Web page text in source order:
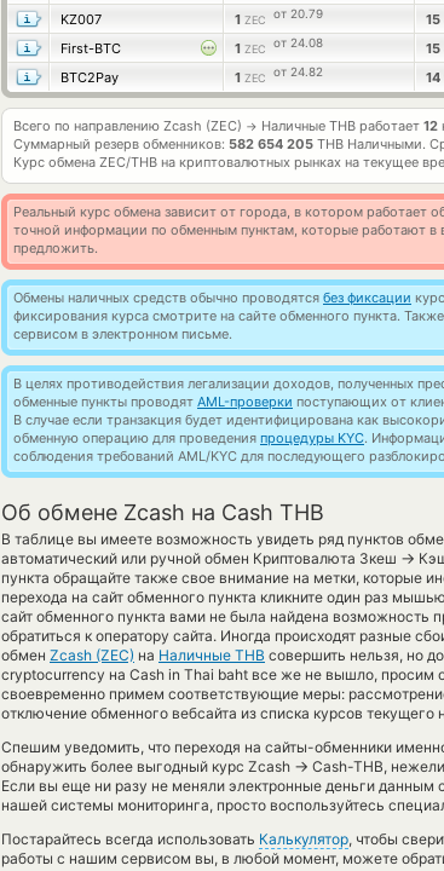
KZ007
1 ZEC от 20.79 15
First-BTC
1 ZEC от 24.08
BTC2Pay
1 ZEC от 24.82
Всего по направлению Zcash (ZEC) → Наличные THB работает 12
Суммарный резерв обменников: 582 654 205 THB Наличными.
Курс обмена ZEC/THB на криптовалютных рынках на текущее
Реальный курс обмена зависит от города, в котором работает
точной информации по обменным пунктам, которые работают
предложить.
Обмены наличных средств обычно проводятся без фиксации
фиксирования курса смотрите на сайте обменного пункта.
сервисом в электронном письме.
В целях противодействия легализации доходов, полученных
обменные пункты проводят AML-проверки поступающих от
В случае если транзакция будет идентифицирована как
обменную операцию для проведения процедуры KYC.
соблюдения требований AML/KYC для последующего
Об обмене Zcash на Cash THB
В таблице вы имеете возможность увидеть ряд пунктов
автоматический или ручной обмен Криптовалюта Зкеш →
пункта обращайте также свое внимание на метки, которые
перехода на сайт обменного пункта кликните один раз
сайт обменного пункта вами не была найдена возможность
обратиться к оператору сайта. Иногда происходят разные
обмен Zcash (ZEC) на Наличные THB совершить нельзя, но
cryptocurrency на Cash in Thai baht все же не вышло, просим
своевременно примем соответствующие меры:
отключение обменного вебсайта из списка курсов текущего
Спешим уведомить, что переходя на сайты-обменники
обнаружить более выгодный курс Zcash → Cash-THB,
Если вы еще ни разу не меняли электронные деньги
нашей системы мониторинга, просто воспользуйтесь
Постарайтесь всегда использовать Калькулятор, чтобы
работы с нашим сервисом вы, в любой момент, можете